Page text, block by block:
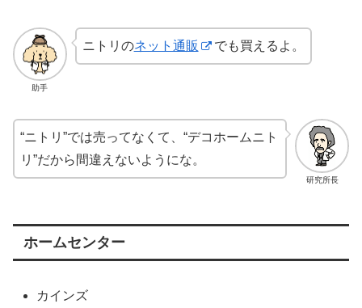
助手
ニトリのネット通販 でも買えるよ。
研究所長
“ニトリ”では売ってなくて、“デコホームニト
リ”だから間違えないようにな。
ホームセンター
カインズ